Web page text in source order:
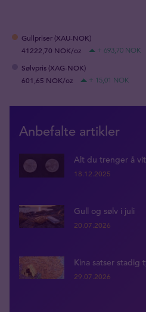
Gullpriser (XAU-NOK)
41222,70 NOK/oz
+ 693,70 NOK
Sølvpris (XAG-NOK)
601,65 NOK/oz
+ 15,01 NOK
Anbefalte artikler
Alt du trenger å
18.12.2025
Gull og sølv i juli
20.07.2026
Kina satser stadig
29.07.2026